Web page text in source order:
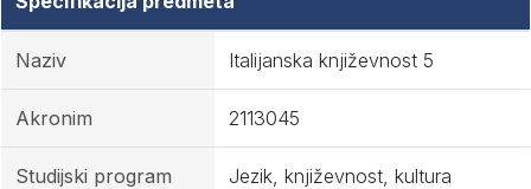
Naziv Italijanska književnost 5
Akronim 2113045
Studijski program Jezik, književnost, kultura